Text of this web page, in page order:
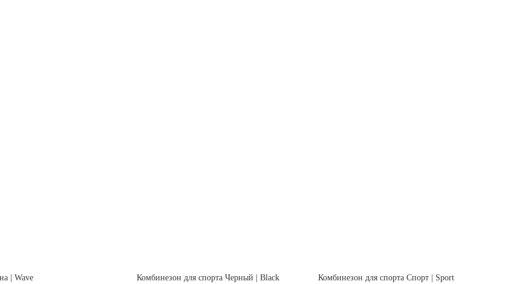
| Wave Комбинезон для спорта Черный | Black Комбинезон для спорта Спорт | Sport